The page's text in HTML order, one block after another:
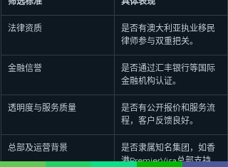
法律资质
是否有澳大利亚执业移民
律师参与双重把关。
金融信誉
是否通过汇丰银行等国际
金融机构认证。
透明度与服务质量
是否有公开报价和服务流
程，客户反馈良好。
总部及运营背景
是否隶属知名集团，如香
港PremierVisa总部支持。